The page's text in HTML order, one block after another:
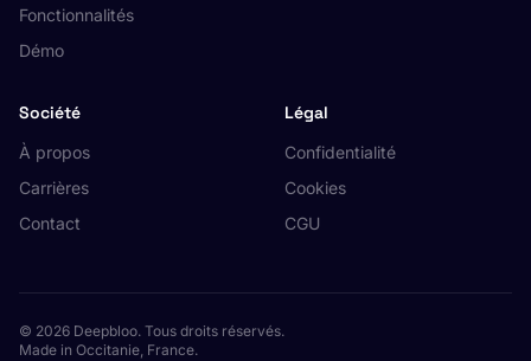
Fonctionnalités
Démo
Société
À propos
Carrières
Contact
Légal
Confidentialité
Cookies
CGU
© 2026 Deepbloo. Tous droits réservés.
Made in Occitanie, France.